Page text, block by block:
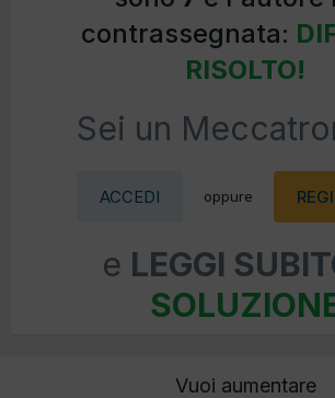
contrassegnata:
RISOLTO!
Sei un
ACCEDI oppure
e LEGGI
Vuoi aumentare